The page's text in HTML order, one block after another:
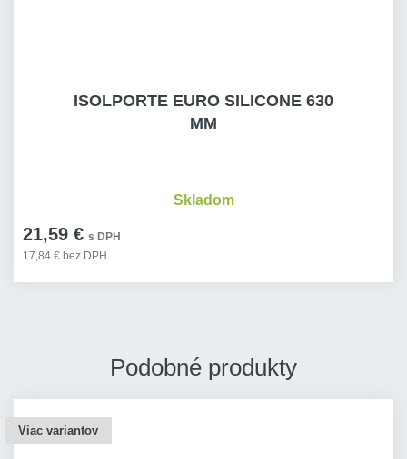
ISOLPORTE EURO SILICONE 630
MM
21,59 € s DPH
17,84 € bez DPH
Skladom
Podobné produkty
Viac variantov